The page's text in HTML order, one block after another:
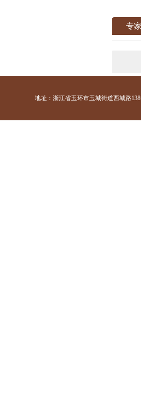
专
地址：浙江省玉环市玉城街道西城路